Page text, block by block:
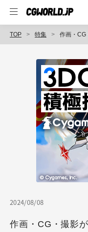
TOP 特集 作画・CG・撮影が
2024/08/08
作画・CG・撮影